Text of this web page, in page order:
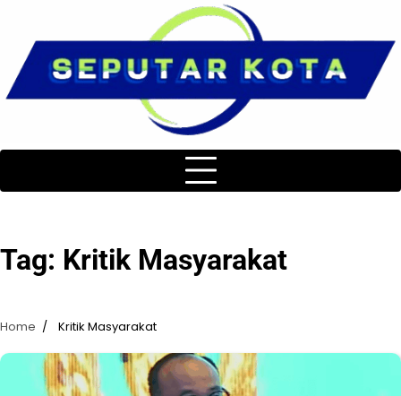
content
Tag: Kritik Masyarakat
Home Kritik Masyarakat